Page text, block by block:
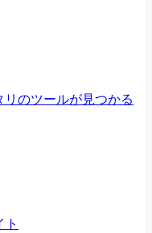
のツールが見つかる
ト